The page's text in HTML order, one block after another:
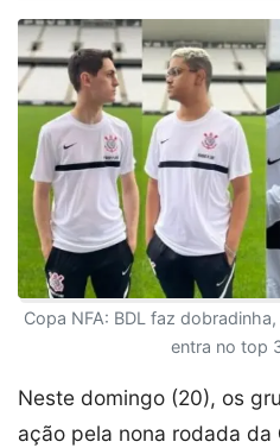
Copa NFA: BDL faz
entra no top
Neste domingo (20), os
ação pela nona rodada da